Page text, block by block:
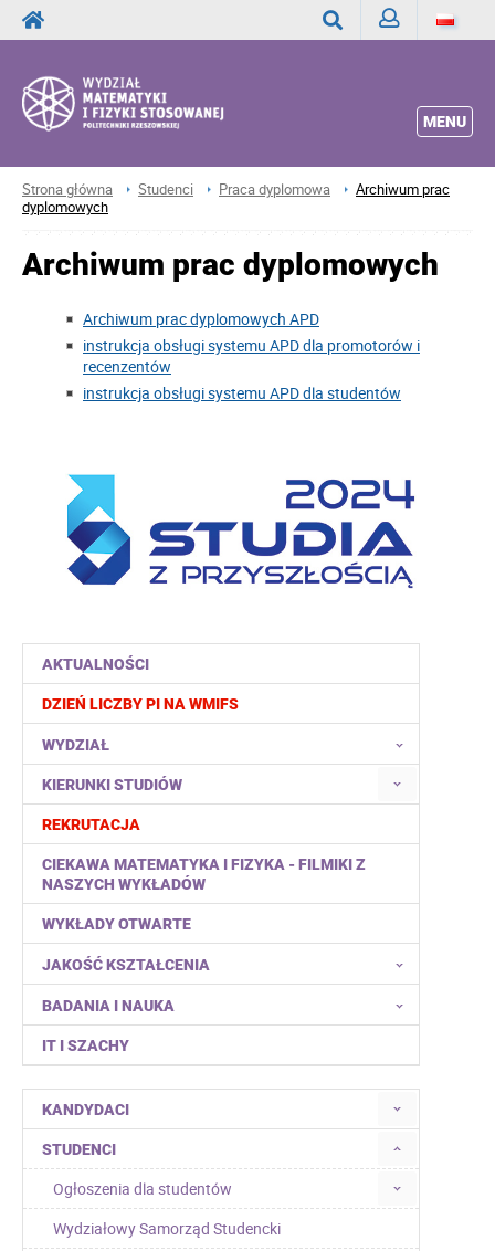
MENU
Strona główna Studenci Praca dyplomowa
Archiwum prac
dyplomowych
AKTUALNOŚCI
DZIEŃ LICZBY PI NA WMIFS
WYDZIAŁ
KIERUNKI STUDIÓW
REKRUTACJA
CIEKAWA MATEMATYKA I FIZYKA - FILMIKI Z
NASZYCH WYKŁADÓW
WYKŁADY OTWARTE
JAKOŚĆ KSZTAŁCENIA
BADANIA I NAUKA
IT I SZACHY
KANDYDACI
STUDENCI
Ogłoszenia dla studentów
Wydziałowy Samorząd Studencki
Archiwum prac dyplomowych
Archiwum prac dyplomowych APD
instrukcja obsługi systemu APD dla promotorów i
recenzentów
instrukcja obsługi systemu APD dla studentów